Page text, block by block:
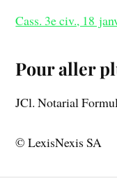
Cass. 3e civ., 18
Pour aller
JCl. Notarial
© LexisNexis SA